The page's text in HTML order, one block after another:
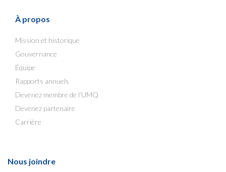
À propos
Mission et historique
Gouvernance
Équipe
Rapports annuels
Devenez membre de l’UMQ
Devenez partenaire
Carrière
Nous joindre